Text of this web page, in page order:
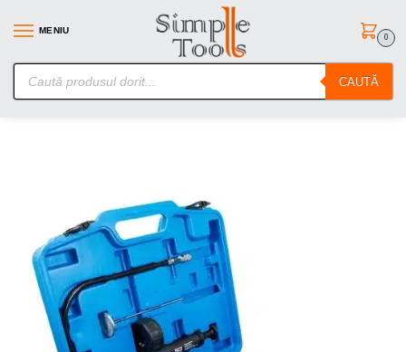
MENIU
CAUTĂ
0
SimpleTools.ro – Gasesti orice – Comanzi simplu
Prima pagină
Testere presiune/compresie si injectie Set pentru verificare pierderi la sistemul de racire auto, 18 piese, BGS 8027